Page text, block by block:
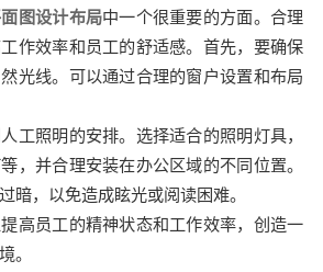
图设计布局中一个很重要的方面。合理
作效率和员工的舒适感。首先，要确保
光线。可以通过合理的窗户设置和布局
工照明的安排。选择适合的照明灯具，
，并合理安装在办公区域的不同位置。
暗，以免造成眩光或阅读困难。
高员工的精神状态和工作效率，创造一
。